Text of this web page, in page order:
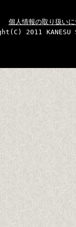
個人情報の取り扱い
2011